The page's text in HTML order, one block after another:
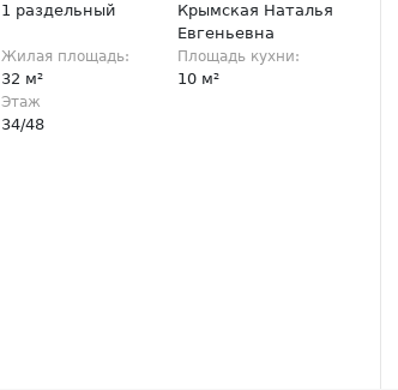
1 раздельный
Крымская Наталья
Евгеньевна
Жилая площадь:
32 м²
Площадь кухни:
10 м²
Этаж
34/48